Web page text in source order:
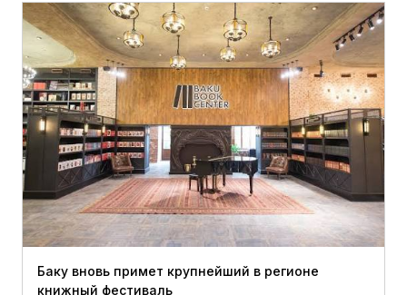
Баку вновь примет крупнейший в регионе
книжный фестиваль